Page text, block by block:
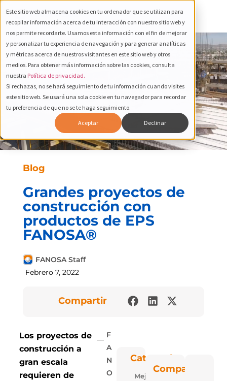
Este sitio web almacena cookies en tu ordenador que se utilizan para
recopilar información acerca de tu interacción con nuestro sitio web y
nos permite recordarte. Usamos esta información con el fin de mejorar
y personalizar tu experiencia de navegación y para generar analíticas
y métricas acerca de nuestros visitantes en este sitio web y otros
medios. Para obtener más información sobre las cookies, consulta
nuestra Política de privacidad.
Si rechazas, no se hará seguimiento de tu información cuando visites
este sitio web. Se usará una sola cookie en tu navegador para recordar
tu preferencia de que no se te haga seguimiento.
Aceptar Declinar
Blog
Grandes proyectos de
construcción con
productos de EPS
FANOSA®
FANOSA Staff
Febrero 7, 2022
Compartir
Los proyectos de
construcción a
gran escala
requieren de
F
A
N
O
Categorías
Mejora
Compartir